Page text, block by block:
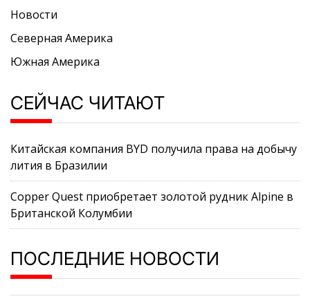
Новости
Северная Америка
Южная Америка
СЕЙЧАС ЧИТАЮТ
Китайская компания BYD получила права на добычу
лития в Бразилии
Copper Quest приобретает золотой рудник Alpine в
Британской Колумбии
ПОСЛЕДНИЕ НОВОСТИ